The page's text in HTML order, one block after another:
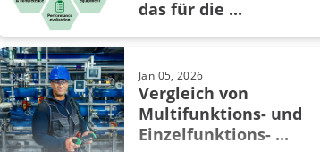
Prozessautomatisierung
Rückführbarkeit
Smart-Instrumente
Thermoelement
Waagenkalibrierung - Wie
man Waagen kalibriert
Mai 15, 2025
Ein Leitfaden für den Kauf
das für die ...
Jan 05, 2026
Vergleich von
Multifunktions- und
Einzelfunktions- ...